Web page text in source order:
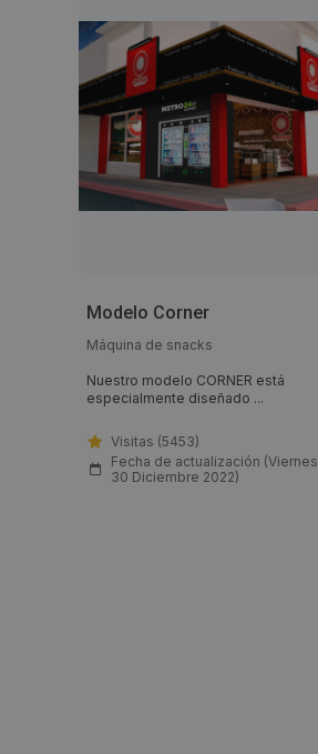
Modelo Corner
Máquina de snacks
Nuestro modelo CORNER está
especialmente diseñado ...
Visitas (5453)
Fecha de actualización (Viernes
30 Diciembre 2022)